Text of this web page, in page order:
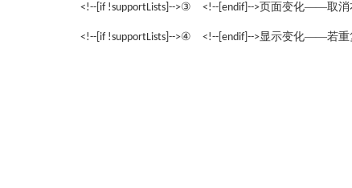
<!--[if !supportLists]-->③ <!--[endif]-->页面变化——取消
<!--[if !supportLists]-->④ <!--[endif]-->显示变化——若重